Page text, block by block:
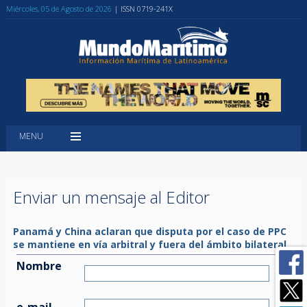
Miércoles, 05 de Agosto de 2026 | ISSN 0719-241X
MENU
Enviar un mensaje al Editor
Panamá y China aclaran que disputa por el caso de PPC
se mantiene en vía arbitral y fuera del ámbito bilateral
Nombre